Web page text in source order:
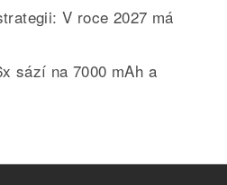
V roce 2027 má
sází na 7000 mAh a